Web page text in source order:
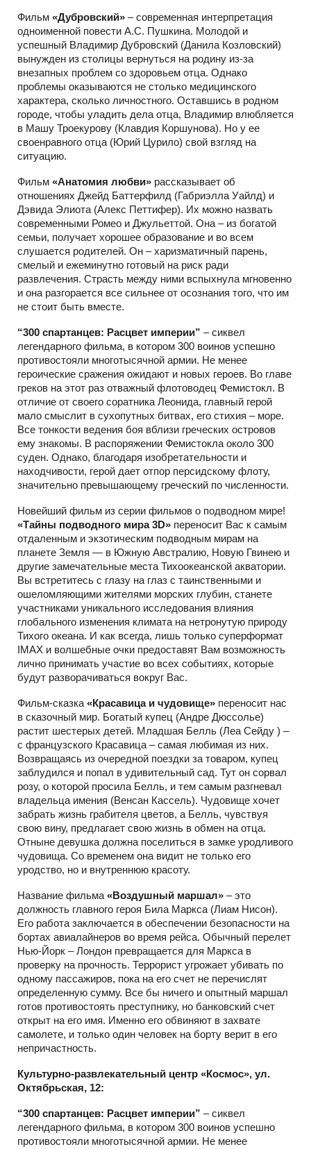
Фильм «Дубровский» – современная интерпретация
одноименной повести А.С. Пушкина. Молодой и
успешный Владимир Дубровский (Данила Козловский)
вынужден из столицы вернуться на родину из-за
внезапных проблем со здоровьем отца. Однако
проблемы оказываются не столько медицинского
характера, сколько личностного. Оставшись в родном
городе, чтобы уладить дела отца, Владимир влюбляется
в Машу Троекурову (Клавдия Коршунова). Но у ее
своенравного отца (Юрий Цурило) свой взгляд на
ситуацию.
Фильм «Анатомия любви» рассказывает об
отношениях Джейд Баттерфилд (Габриэлла Уайлд) и
Дэвида Элиота (Алекс Петтифер). Их можно назвать
современными Ромео и Джульеттой. Она – из богатой
семьи, получает хорошее образование и во всем
слушается родителей. Он – харизматичный парень,
смелый и ежеминутно готовый на риск ради
развлечения. Страсть между ними вспыхнула мгновенно
и она разгорается все сильнее от осознания того, что им
не стоит быть вместе.
“300 спартанцев: Расцвет империи” – cиквел
легендарного фильма, в котором 300 воинов успешно
противостояли многотысячной армии. Не менее
героические сражения ожидают и новых героев. Во главе
греков на этот раз отважный флотоводец Фемистокл. В
отличие от своего соратника Леонида, главный герой
мало смыслит в сухопутных битвах, его стихия – море.
Все тонкости ведения боя вблизи греческих островов
ему знакомы. В распоряжении Фемистокла около 300
суден. Однако, благодаря изобретательности и
находчивости, герой дает отпор персидскому флоту,
значительно превышающему греческий по численности.
Новейший фильм из серии фильмов о подводном мире!
«Тайны подводного мира 3D» переносит Вас к самым
отдаленным и экзотическим подводным мирам на
планете Земля — в Южную Австралию, Новую Гвинею и
другие замечательные места Тихоокеанской акватории.
Вы встретитесь с глазу на глаз с таинственными и
ошеломляющими жителями морских глубин, станете
участниками уникального исследования влияния
глобального изменения климата на нетронутую природу
Тихого океана. И как всегда, лишь только суперформат
ІМАХ и волшебные очки предоставят Вам возможность
лично принимать участие во всех событиях, которые
будут разворачиваться вокруг Вас.
Фильм-сказка «Красавица и чудовище» переносит нас
в сказочный мир. Богатый купец (Андре Дюссолье)
растит шестерых детей. Младшая Белль (Леа Сейду ) –
с французского Красавица – самая любимая из них.
Возвращаясь из очередной поездки за товаром, купец
заблудился и попал в удивительный сад. Тут он сорвал
розу, о которой просила Белль, и тем самым разгневал
владельца имения (Венсан Кассель). Чудовище хочет
забрать жизнь грабителя цветов, а Белль, чувствуя
свою вину, предлагает свою жизнь в обмен на отца.
Отныне девушка должна поселиться в замке уродливого
чудовища. Со временем она видит не только его
уродство, но и внутреннюю красоту.
Название фильма «Воздушный маршал» – это
должность главного героя Била Маркса (Лиам Нисон).
Его работа заключается в обеспечении безопасности на
бортах авиалайнеров во время рейса. Обычный перелет
Нью-Йорк – Лондон превращается для Маркса в
проверку на прочность. Террорист угрожает убивать по
одному пассажиров, пока на его счет не перечислят
определенную сумму. Все бы ничего и опытный маршал
готов противостоять преступнику, но банковский счет
открыт на его имя. Именно его обвиняют в захвате
самолете, и только один человек на борту верит в его
непричастность.
Культурно-развлекательный центр «Космос», ул.
Октябрьская, 12:
“300 спартанцев: Расцвет империи” – cиквел
легендарного фильма, в котором 300 воинов успешно
противостояли многотысячной армии. Не менее